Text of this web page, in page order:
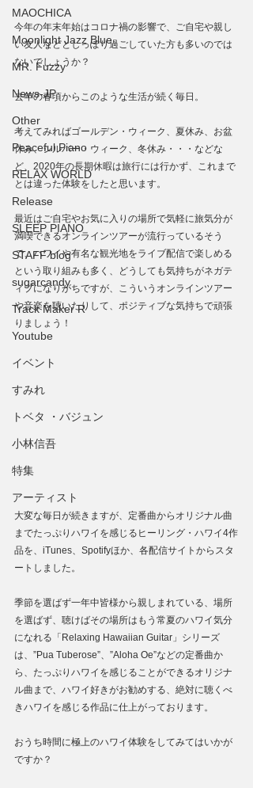
MAOCHICA
Moonlight Jazz Blue
MR. Fuzzy
News-JP
Other
Peaceful Piano
RELAX WORLD
Release
SLEEP PIANO
STAFF blog
sugarcandy
Track Maker R
Youtube
イベント
すみれ
トベタ ・バジュン
小林信吾
特集
アーティスト
今年の年末年始はコロナ禍の影響で、ご自宅や親し
い友人などとしっぽり過ごしていた方も多いのでは
ないでしょうか？
去年の春頃からこのような生活が続く毎日。
考えてみればゴールデン・ウィーク、夏休み、お盆
休み、シルバー・ウィーク、冬休み・・・などな
ど、2020年の長期休暇は旅行には行かず、これまで
とは違った体験をしたと思います。
最近はご自宅やお気に入りの場所で気軽に旅気分が
満喫できるオンラインツアーが流行っているそう
で、ハワイや有名な観光地をライブ配信で楽しめる
という取り組みも多く、どうしても気持ちがネガテ
ィブになりがちですが、こういうオンラインツアー
や音楽を聴いたりして、ポジティブな気持ちで頑張
りましょう！
大変な毎日が続きますが、定番曲からオリジナル曲
までたっぷりハワイを感じるヒーリング・ハワイ4作
品を、iTunes、Spotifyほか、各配信サイトからスタ
ートしました。
季節を選ばず一年中皆様から親しまれている、場所
を選ばず、聴けばその場所はもう常夏のハワイ気分
になれる「Relaxing Hawaiian Guitar」シリーズ
は、”Pua Tuberose”、”Aloha Oe”などの定番曲か
ら、たっぷりハワイを感じることができるオリジナ
ル曲まで、ハワイ好きがお勧めする、絶対に聴くべ
きハワイを感じる作品に仕上がっております。
おうち時間に極上のハワイ体験をしてみてはいかが
ですか？